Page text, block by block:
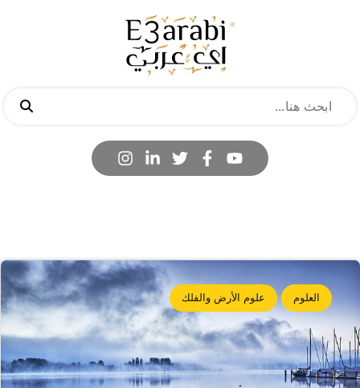
العلوم علوم الأرض والفلك